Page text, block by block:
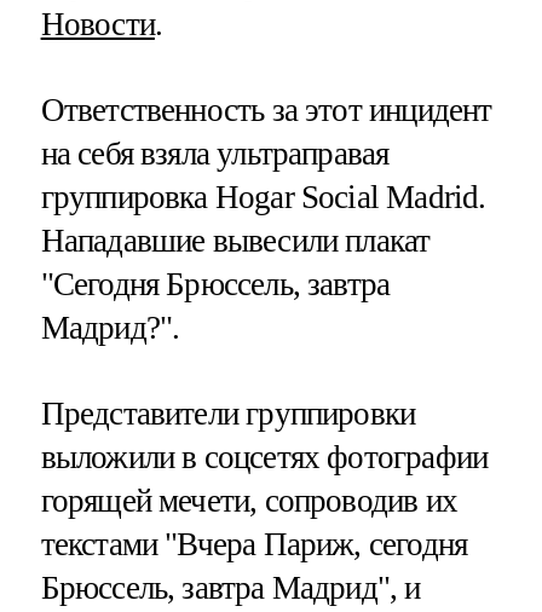
Новости.
Ответственность за этот инцидент
на себя взяла ультраправая
группировка Hogar Social Madrid.
Нападавшие вывесили плакат
"Сегодня Брюссель, завтра
Мадрид?".
Представители группировки
выложили в соцсетях фотографии
горящей мечети, сопроводив их
текстами "Вчера Париж, сегодня
Брюссель, завтра Мадрид", и